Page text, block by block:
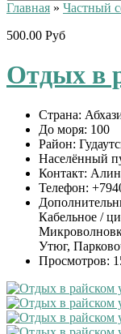
Главная » Частный
500.00 Руб
Отдых в
Страна:
До моря: 100
Район:
Населённый
Контакт:
Телефон:
Кабельное /
Утюг,
Просмотров: